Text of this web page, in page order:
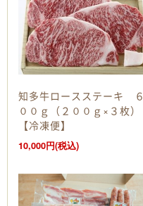
知多牛ロースステーキ ６
００ｇ（２００ｇ×３枚）
【冷凍便】
10,000円(税込)